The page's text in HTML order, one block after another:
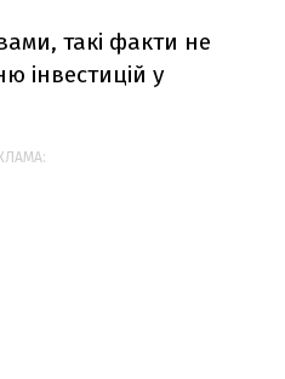
такі факти не
інвестицій у